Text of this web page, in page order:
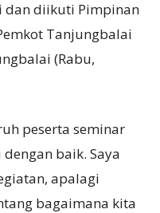
dan diikuti Pimpinan
Tanjungbalai
(Rabu,
peserta seminar
baik. Saya
apalagi
bagaimana kita